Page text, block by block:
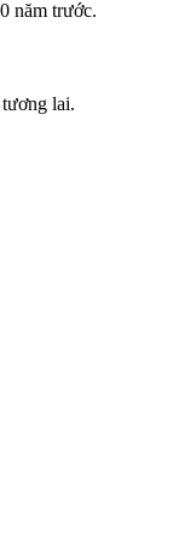
năm trước.
lai.